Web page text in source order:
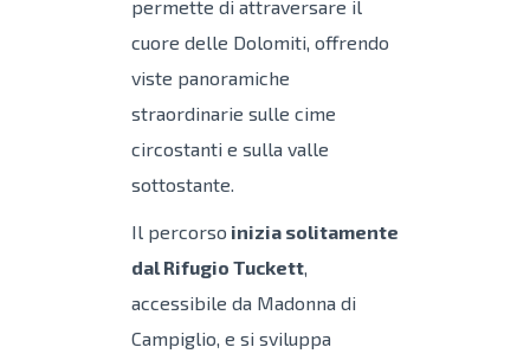
permette di attraversare il
cuore delle Dolomiti, offrendo
viste panoramiche
straordinarie sulle cime
circostanti e sulla valle
sottostante.
Il percorso inizia solitamente
dal Rifugio Tuckett,
accessibile da Madonna di
Campiglio, e si sviluppa